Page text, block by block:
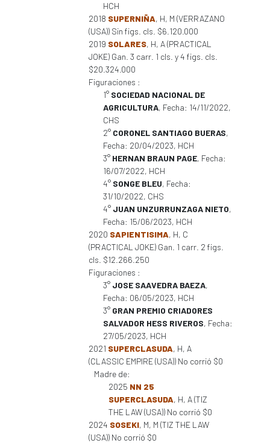
HCH
2018 SUPERNIÑA, H, M (VERRAZANO
(USA)) Sin figs. cls. $6.120.000
2019 SOLARES, H, A (PRACTICAL
JOKE) Gan. 3 carr. 1 cls. y 4 figs. cls.
$20.324.000
Figuraciones :
1° SOCIEDAD NACIONAL DE
AGRICULTURA, Fecha: 14/11/2022,
CHS
2° CORONEL SANTIAGO BUERAS,
Fecha: 20/04/2023, HCH
3° HERNAN BRAUN PAGE, Fecha:
16/07/2022, HCH
4° SONGE BLEU, Fecha:
31/10/2022, CHS
4° JUAN UNZURRUNZAGA NIETO,
Fecha: 15/06/2023, HCH
2020 SAPIENTISIMA, H, C
(PRACTICAL JOKE) Gan. 1 carr. 2 figs.
cls. $12.266.250
Figuraciones :
3° JOSE SAAVEDRA BAEZA,
Fecha: 06/05/2023, HCH
3° GRAN PREMIO CRIADORES
SALVADOR HESS RIVEROS, Fecha:
27/05/2023, HCH
2021 SUPERCLASUDA, H, A
(CLASSIC EMPIRE (USA)) No corrió $0
Madre de:
2025 NN 25
SUPERCLASUDA, H, A (TIZ
THE LAW (USA)) No corrió $0
2024 SOSEKI, M, M (TIZ THE LAW
(USA)) No corrió $0